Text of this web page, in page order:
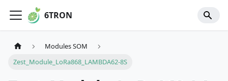
6TRON
Modules SOM
Zest_Module_LoRa868_LAMBDA62-8S